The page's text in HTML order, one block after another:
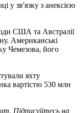
у зв'язку з анексією
США та Австралії
Американські
Чемезова, його
яхту
вартістю 530 млн
Підписуйтесь на